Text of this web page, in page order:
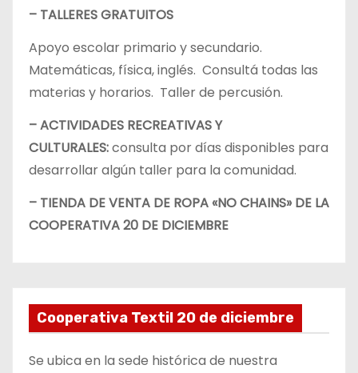
– TALLERES GRATUITOS
Apoyo escolar primario y secundario.
Matemáticas, física, inglés. Consultá todas las
materias y horarios. Taller de percusión.
– ACTIVIDADES RECREATIVAS Y
CULTURALES:consulta por días disponibles para
desarrollar algún taller para la comunidad.
– TIENDA DE VENTA DE ROPA «NO CHAINS» DE LA
COOPERATIVA 20 DE DICIEMBRE
Cooperativa Textil 20 de diciembre
Se ubica en la sede histórica de nuestra